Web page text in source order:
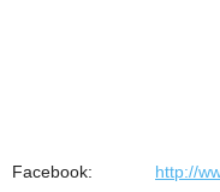
Facebook: http://